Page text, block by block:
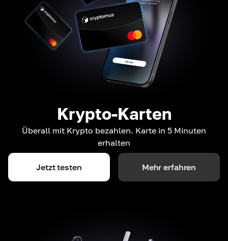
Krypto-Karten
Überall mit Krypto bezahlen. Karte in 5 Minuten
erhalten
Jetzt testen Mehr erfahren